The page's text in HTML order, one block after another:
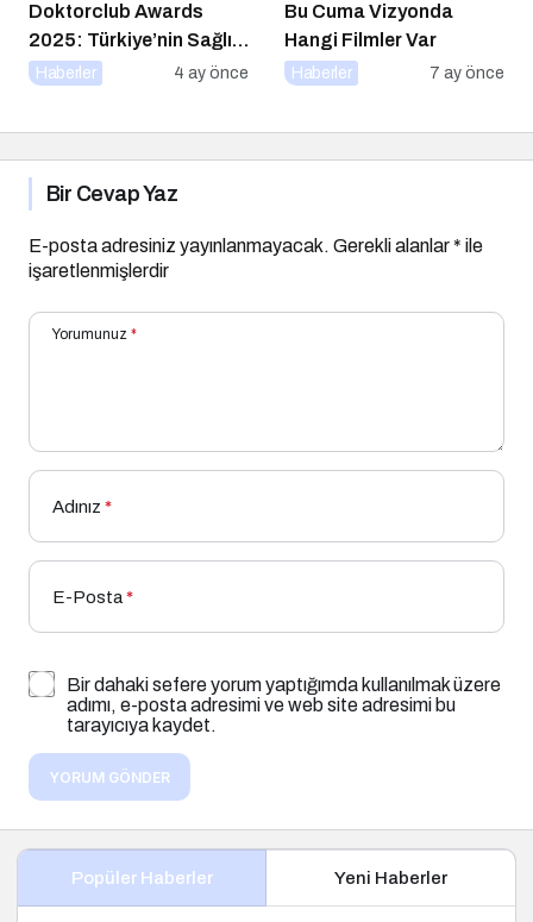
Doktorclub Awards
2025: Türkiye’nin Sağlık
Ödülleri 9. Kez
Haberler 4 ay önce
Bu Cuma Vizyonda
Hangi Filmler Var
Haberler 7 ay önce
Bir Cevap Yaz
E-posta adresiniz yayınlanmayacak. Gerekli alanlar* ile
işaretlenmişlerdir
Yorumunuz *
Adınız *
E-Posta*
Bir dahaki sefere yorum yaptığımda kullanılmak üzere
adımı, e-posta adresimi ve web site adresimi bu
tarayıcıya kaydet.
YORUM GÖNDER
Popüler Haberler Yeni Haberler